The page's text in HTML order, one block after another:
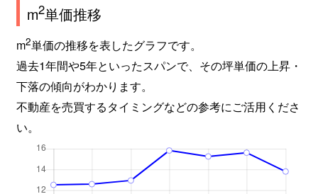
m2単価推移
m2単価の推移を表したグラフです。
過去1年間や5年といったスパンで、その坪単価の上昇・
下落の傾向がわかります。
不動産を売買するタイミングなどの参考にご活用くださ
い。